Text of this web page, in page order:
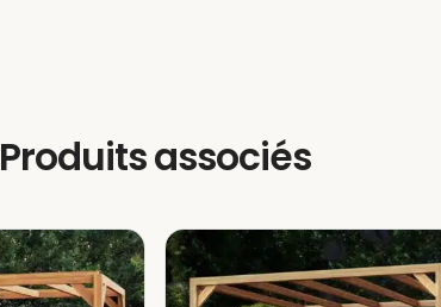
(plus l’épaisseur est importante),
et son excellent comportement en
protège et renforce la durabilité
éliminant ainsi la nécessité
Produits associés